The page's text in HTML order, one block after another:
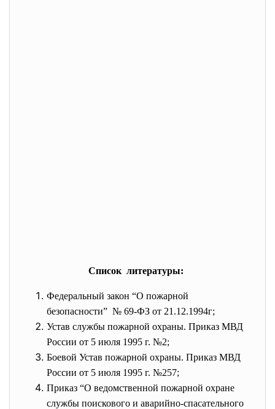
Список литературы:
Федеральный закон “О пожарной
безопасности” № 69-ФЗ от 21.12.1994г;
Устав службы пожарной охраны. Приказ МВД
России от 5 июля 1995 г. №2;
Боевой Устав пожарной охраны. Приказ МВД
России от 5 июля 1995 г. №257;
Приказ “О ведомственной пожарной охране
службы поискового и аварийно-спасательного